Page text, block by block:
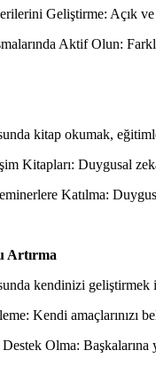
Geliştirme: Açık
Aktif Olun:
kitap okumak,
Kitapları: Duygusal
Katılma:
Artırma
kendinizi geliştirmek
Kendi amaçlarınızı
Destek Olma: